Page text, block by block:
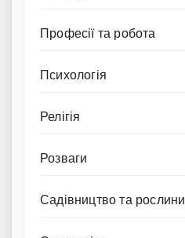
Професії та робота
Психологія
Релігія
Розваги
Садівництво та рослини